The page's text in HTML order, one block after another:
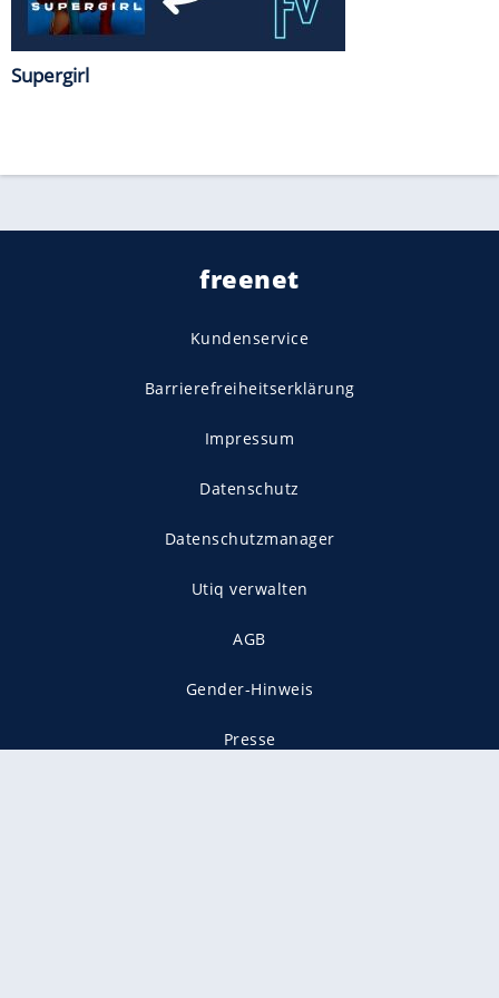
Supergirl
freenet
Kundenservice
Barrierefreiheitserklärung
Impressum
Datenschutz
Datenschutzmanager
Utiq verwalten
AGB
Gender-Hinweis
Presse